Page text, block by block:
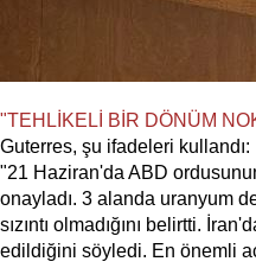
"TEHLİKELİ BİR DÖNÜM
Guterres, şu ifadeleri kullandı:
"21 Haziran'da ABD
onayladı. 3 alanda uranyum
sızıntı olmadığını belirtti.
edildiğini söyledi. En önemli